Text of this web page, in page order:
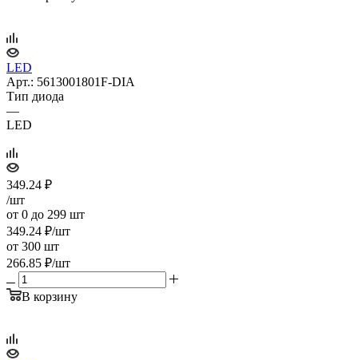
LED
Арт.: 5613001801F-DIA
Тип диода
—
LED
349.24 ₽
/шт
от 0 до 299 шт
349.24 ₽/шт
от 300 шт
266.85 ₽/шт
В корзину